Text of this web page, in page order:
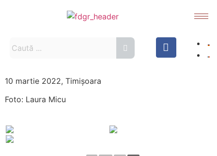
10 martie 2022, Timișoara
Foto: Laura Micu